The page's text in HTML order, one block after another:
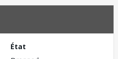
État